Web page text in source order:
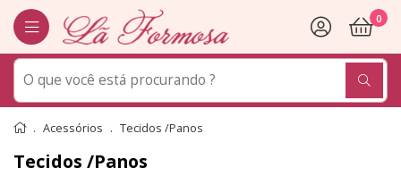
0
Acessórios Tecidos /Panos
Tecidos /Panos